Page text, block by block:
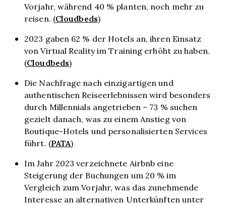
Vorjahr, während 40 % planten, noch mehr zu
reisen. (Cloudbeds)
2023 gaben 62 % der Hotels an, ihren Einsatz
von Virtual Reality im Training erhöht zu haben.
(Cloudbeds)
Die Nachfrage nach einzigartigen und
authentischen Reiseerlebnissen wird besonders
durch Millennials angetrieben – 73 % suchen
gezielt danach, was zu einem Anstieg von
Boutique-Hotels und personalisierten Services
führt. (PATA)
Im Jahr 2023 verzeichnete Airbnb eine
Steigerung der Buchungen um 20 % im
Vergleich zum Vorjahr, was das zunehmende
Interesse an alternativen Unterkünften unter